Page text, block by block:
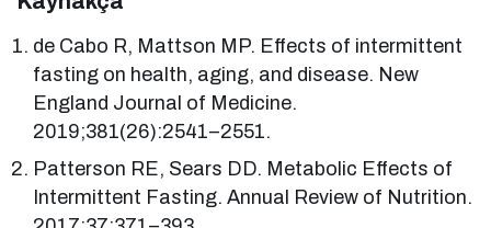
de Cabo R, Mattson MP. Effects of intermittent
fasting on health, aging, and disease. New
England Journal of Medicine.
2019;381(26):2541–2551.
Patterson RE, Sears DD. Metabolic Effects of
Intermittent Fasting. Annual Review of Nutrition.